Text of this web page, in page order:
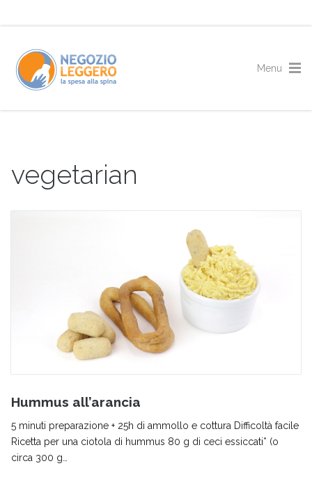
vegetarian
Hummus all’arancia
5 minuti preparazione + 25h di ammollo e cottura Difficoltà facile
Ricetta per una ciotola di hummus 80 g di ceci essiccati* (o
circa 300 g…